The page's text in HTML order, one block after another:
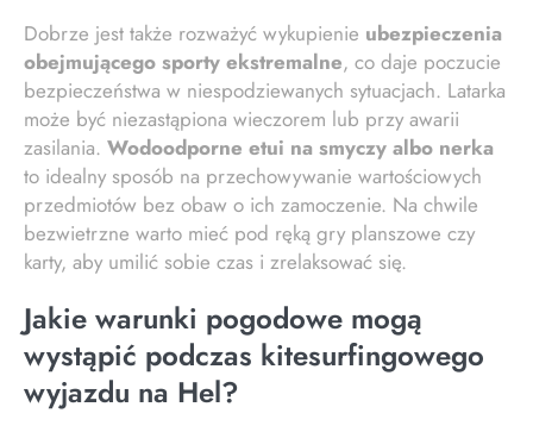
Dobrze jest także rozważyć wykupienie ubezpieczenia
obejmującego sporty ekstremalne, co daje poczucie
bezpieczeństwa w niespodziewanych sytuacjach. Latarka
może być niezastąpiona wieczorem lub przy awarii
zasilania. Wodoodporne etui na smyczy albo nerka
to idealny sposób na przechowywanie wartościowych
przedmiotów bez obaw o ich zamoczenie. Na chwile
bezwietrzne warto mieć pod ręką gry planszowe czy
karty, aby umilić sobie czas i zrelaksować się.
Jakie warunki pogodowe mogą
wystąpić podczas kitesurfingowego
wyjazdu na Hel?